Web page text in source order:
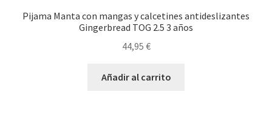
Pijama Manta con mangas y calcetines antideslizantes
Gingerbread TOG 2.5 3 años
44,95 €
Añadir al carrito